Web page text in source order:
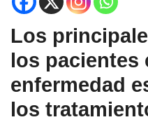
Los
los pacientes
enfermedad
los